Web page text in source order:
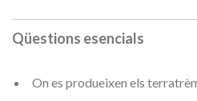
Qüestions esencials
On es produeixen els